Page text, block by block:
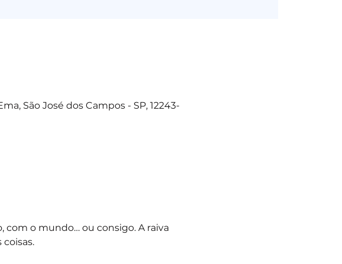
São José dos Campos - SP, 12243-
com o mundo… ou consigo. A raiva